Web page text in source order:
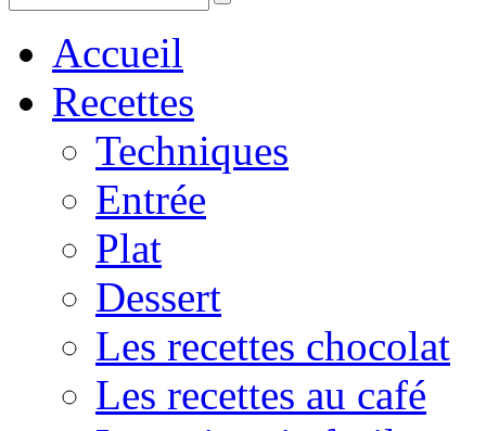
Accueil
Recettes
Techniques
Entrée
Plat
Dessert
Les recettes chocolat
Les recettes au café